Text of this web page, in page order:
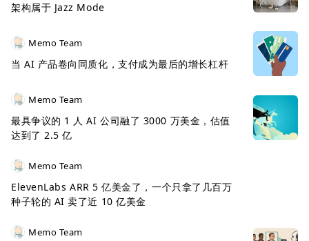
架构属于 Jazz Mode
Memo Team
当 AI 产品卷向同质化，支付成为最后的增长杠杆
Memo Team
最具争议的 1 人 AI 公司融了 3000 万美金，估值
达到了 2.5 亿
Memo Team
ElevenLabs ARR 5 亿美金了，一个只拿了几百万
种子轮的 AI 卖了近 10 亿美金
Memo Team